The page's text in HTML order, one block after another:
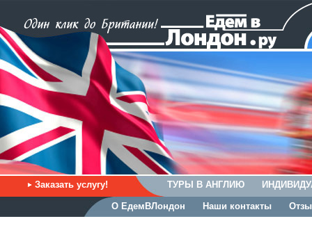
Заказать услугу! ТУРЫ В АНГЛИЮ
О ЕдемВЛондон Наши контакты